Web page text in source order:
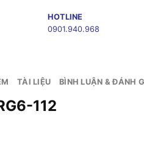
HOTLINE
0901.940.968
TÀI LIỆU BÌNH LUẬN & ĐÁNH
112